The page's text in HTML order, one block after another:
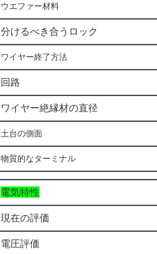
ウエファー材料
分けるべき合うロック
ワイヤー終了方法
回路
ワイヤー絶縁材の直径
土台の側面
物質的なターミナル
電気特性
現在の評価
電圧評価